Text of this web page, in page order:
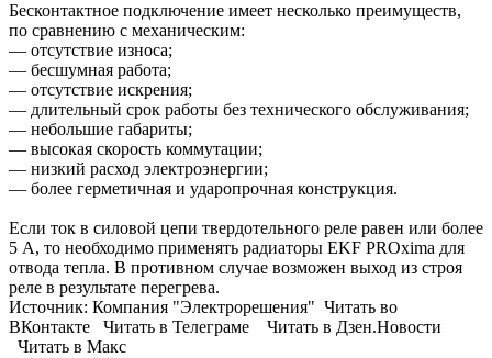
Бесконтактное подключение имеет несколько преимуществ,
по сравнению с механическим:
— отсутствие износа;
— бесшумная работа;
— отсутствие искрения;
— длительный срок работы без технического обслуживания;
— небольшие габариты;
— высокая скорость коммутации;
— низкий расход электроэнергии;
— более герметичная и ударопрочная конструкция.
Если ток в силовой цепи твердотельного реле равен или более
5 А, то необходимо применять радиаторы EKF PROxima для
отвода тепла. В противном случае возможен выход из строя
реле в результате перегрева.
Источник: Компания "Электрорешения" Читать во
ВКонтакте Читать в Телеграме Читать в Дзен.Новости
Читать в Макс